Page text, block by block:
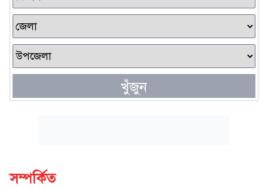
খুঁজুন
সম্পর্কিত